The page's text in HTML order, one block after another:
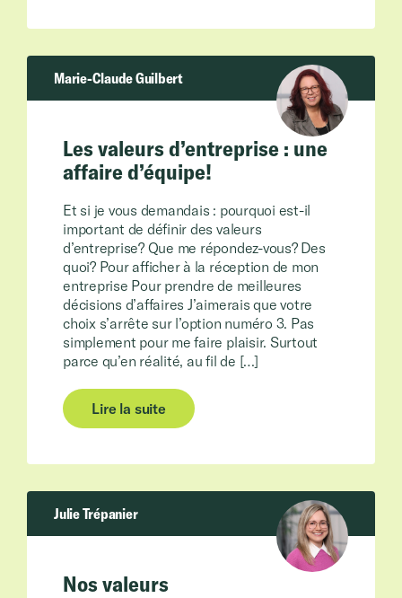
Marie-Claude Guilbert
Les valeurs d’entreprise : une
affaire d’équipe!
Et si je vous demandais : pourquoi est-il
important de définir des valeurs
d’entreprise? Que me répondez-vous? Des
quoi? Pour afficher à la réception de mon
entreprise Pour prendre de meilleures
décisions d’affaires J’aimerais que votre
choix s’arrête sur l’option numéro 3. Pas
simplement pour me faire plaisir. Surtout
parce qu’en réalité, au fil de […]
Lire la suite
Julie Trépanier
Nos valeurs